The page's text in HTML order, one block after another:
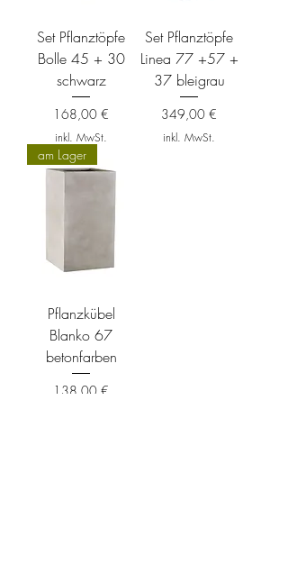
Set Pflanztöpfe
Bolle 45 + 30
schwarz
Preis
168,00 €
inkl. MwSt.
Set Pflanztöpfe
Linea 77 +57 +
37 bleigrau
Preis
349,00 €
inkl. MwSt.
am Lager
Pflanzkübel
Blanko 67
betonfarben
Preis
138,00 €